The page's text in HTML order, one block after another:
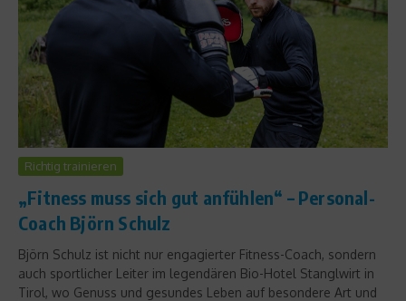
Richtig trainieren
„Fitness muss sich gut anfühlen“ – Personal-
Coach Björn Schulz
Björn Schulz ist nicht nur engagierter Fitness-Coach, sondern
auch sportlicher Leiter im legendären Bio-Hotel Stanglwirt in
Tirol, wo Genuss und gesundes Leben auf besondere Art und